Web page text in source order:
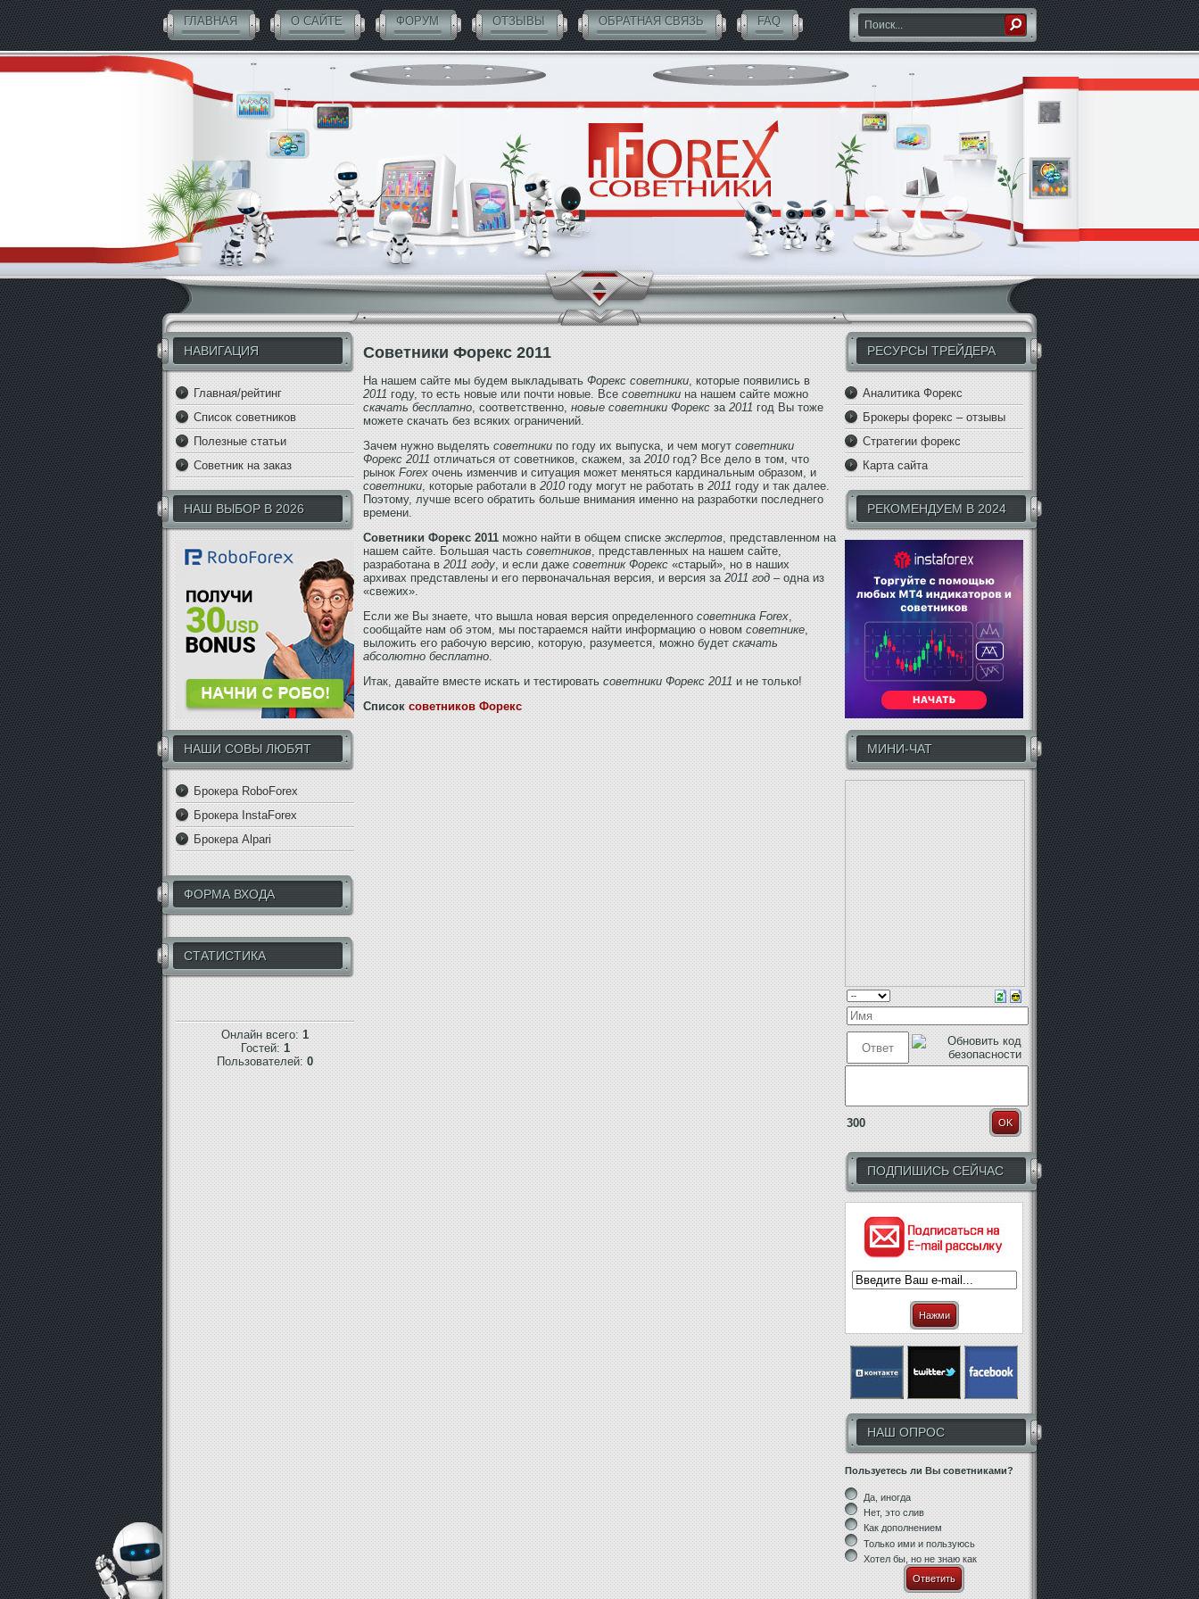
ГЛАВНАЯ О САЙТЕ ФОРУМ ОТЗЫВЫ ОБРАТНАЯ СВЯЗЬ FAQ
СОВЕТНИКИ БЕСПЛАТНО
НАВИГАЦИЯ
Главная/рейтинг
Список советников
Полезные статьи
Советник на заказ
НАШ ВЫБОР В 2026
НАШИ СОВЫ ЛЮБЯТ
Брокера RoboForex
Брокера InstaForex
Брокера Alpari
ФОРМА ВХОДА
СТАТИСТИКА
Онлайн всего: 1
Гостей: 1
Пользователей: 0
Советники Форекс 2011
На нашем сайте мы будем выкладывать Форекс советники, которые появились в
2011 году, то есть новые или почти новые. Все советники на нашем сайте можно
скачать бесплатно, соответственно, новые советники Форекс за 2011 год Вы тоже
можете скачать без всяких ограничений.
Зачем нужно выделять советники по году их выпуска, и чем могут советники
Форекс 2011 отличаться от советников, скажем, за 2010год? Все дело в том, что
рынок Forex очень изменчив и ситуация может меняться кардинальным образом, и
советники, которые работали в 2010 году могут не работать в 2011 году и так далее.
Поэтому, лучше всего обратить больше внимания именно на разработки последнего
времени.
Советники Форекс 2011 можно найти в общем списке экспертов, представленном на
нашем сайте. Большая часть советников, представленных на нашем сайте,
разработана в 2011 году, и если даже советник Форекс «старый», но в наших
архивах представлены и его первоначальная версия, и версия за 2011 год – одна из
«свежих».
Если же Вы знаете, что вышла новая версия определенного советника Forex,
сообщайте нам об этом, мы постараемся найти информацию о новом советнике,
выложить его рабочую версию, которую, разумеется, можно будет скачать
абсолютно бесплатно.
Итак, давайте вместе искать и тестировать советники Форекс 2011 и не только!
Список советников Форекс
РЕСУРСЫ ТРЕЙДЕРА
Аналитика Форекс
Брокеры форекс – отзывы
Стратегии форекс
Карта сайта
РЕКОМЕНДУЕМ В 2024
МИНИ-ЧАТ
300 OK
ПОДПИШИСЬ СЕЙЧАС
Нажми
НАШ ОПРОС
Пользуетесь ли Вы советниками?
Да, иногда
Нет, это слив
Как дополнением
Только ими и пользуюсь
Хотел бы, но не знаю как
Ответить